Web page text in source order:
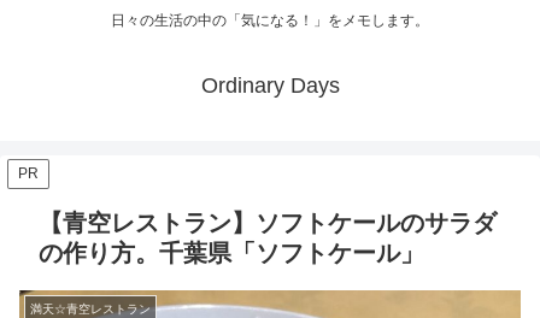
日々の生活の中の「気になる！」をメモします。
Ordinary Days
PR
【青空レストラン】ソフトケールのサラダ
の作り方。千葉県「ソフトケール」
満天☆青空レストラン